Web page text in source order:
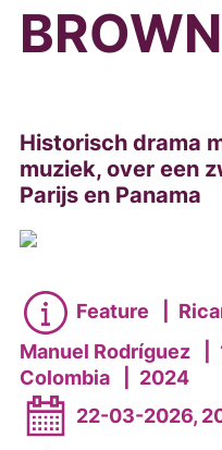
BROWN
Historisch drama
muziek, over een
Parijs en Panama
Feature
Manuel Rodríguez
Colombia
2024
22-03-2026,